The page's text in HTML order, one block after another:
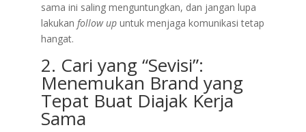
sama ini saling menguntungkan, dan jangan lupa
lakukan follow up untuk menjaga komunikasi tetap
hangat.
2. Cari yang “Sevisi”:
Menemukan Brand yang
Tepat Buat Diajak Kerja
Sama